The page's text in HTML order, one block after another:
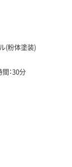
(粉体塗装)
：30分